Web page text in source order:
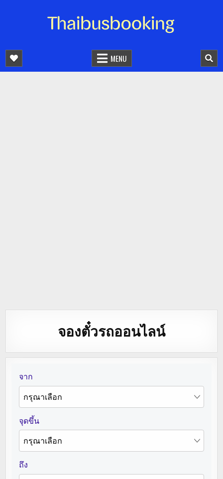
จองตั๋วรถออนไลน์ 24 ชั่วโมง
MENU
จองตั๋วรถออนไลน์